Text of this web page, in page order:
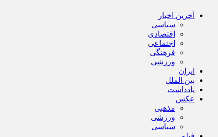
آخرین اخبار
سیاسی
اقتصادی
اجتماعی
فرهنگی
ورزشی
ایران
بین الملل
یادداشت
عکس
مذهبی
ورزشی
سیاسی